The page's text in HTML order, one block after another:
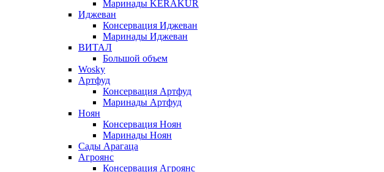
Маринады KERAKUR
Иджеван
Консервация Иджеван
Маринады Иджеван
ВИТАЛ
Большой объем
Wosky
Артфуд
Консервация Артфуд
Маринады Артфуд
Ноян
Консервация Ноян
Маринады Ноян
Сады Арагаца
Агроянс
Консервация Агроянс